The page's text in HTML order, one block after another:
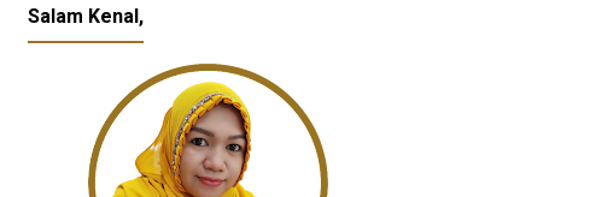
Salam Kenal,